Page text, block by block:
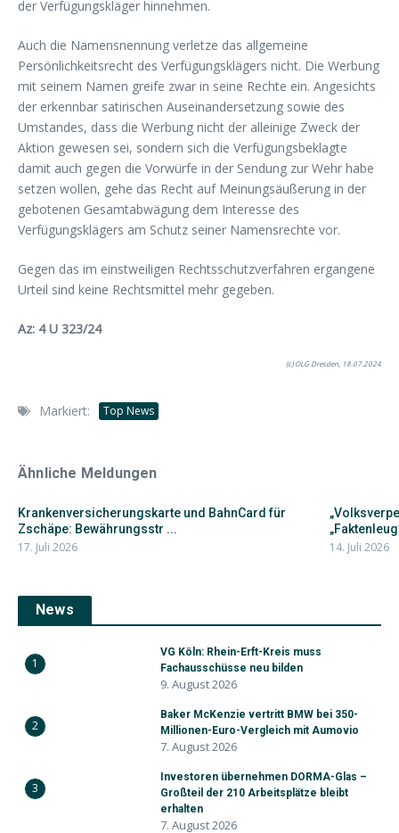
der Verfügungskläger hinnehmen.
Auch die Namensnennung verletze das allgemeine
Persönlichkeitsrecht des Verfügungsklägers nicht. Die Werbung
mit seinem Namen greife zwar in seine Rechte ein. Angesichts
der erkennbar satirischen Auseinandersetzung sowie des
Umstandes, dass die Werbung nicht der alleinige Zweck der
Aktion gewesen sei, sondern sich die Verfügungsbeklagte
damit auch gegen die Vorwürfe in der Sendung zur Wehr habe
setzen wollen, gehe das Recht auf Meinungsäußerung in der
gebotenen Gesamtabwägung dem Interesse des
Verfügungsklägers am Schutz seiner Namensrechte vor.
Gegen das im einstweiligen Rechtsschutzverfahren ergangene
Urteil sind keine Rechtsmittel mehr gegeben.
Az: 4 U 323/24
(c) OLG Dresden, 18.07.2024
Markiert: Top News
Ähnliche Meldungen
Krankenversicherungskarte und BahnCard für
Zschäpe: Bewährungsstr ...
17. Juli 2026 14. Juli 2026
News
1
VG Köln: Rhein-Erft-Kreis muss
Fachausschüsse neu bilden
9. August 2026
2
Baker McKenzie vertritt BMW bei 350-
Millionen-Euro-Vergleich mit Aumovio
7. August 2026
3
Investoren übernehmen DORMA-Glas –
Großteil der 210 Arbeitsplätze bleibt
erhalten
7. August 2026